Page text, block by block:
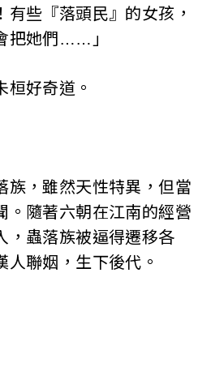
有些『落頭民』的女孩，
把她們……」
桓好奇道。
族，雖然天性特異，但當
。隨著六朝在江南的經營
，蟲落族被逼得遷移各
人聯姻，生下後代。